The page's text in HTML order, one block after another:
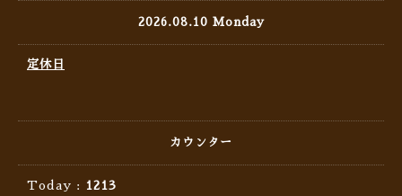
2026.08.10 Monday
定休日
カウンター
Today : 1213